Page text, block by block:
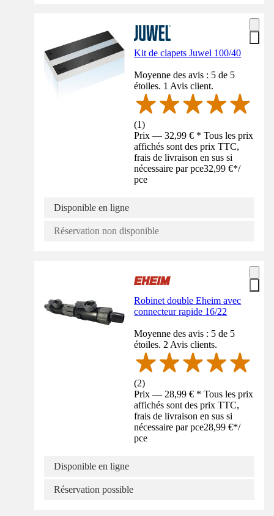
Kit de clapets Juwel 100/40
Moyenne des avis : 5 de 5
étoiles. 1 Avis client.
(1)
Prix — 32,99 € * Tous les prix
affichés sont des prix TTC,
frais de livraison en sus si
nécessaire par pce32,99 €*/
pce
Disponible en ligne
Réservation non disponible
Robinet double Eheim avec
connecteur rapide 16/22
Moyenne des avis : 5 de 5
étoiles. 2 Avis clients.
(2)
Prix — 28,99 € * Tous les prix
affichés sont des prix TTC,
frais de livraison en sus si
nécessaire par pce28,99 €*/
pce
Disponible en ligne
Réservation possible